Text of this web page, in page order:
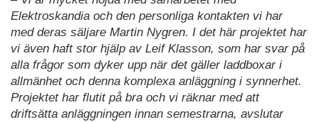
Elektroskandia och den personliga kontakten vi har
med deras säljare Martin Nygren. I det här projektet har
vi även haft stor hjälp av Leif Klasson, som har svar på
alla frågor som dyker upp när det gäller laddboxar i
allmänhet och denna komplexa anläggning i synnerhet.
Projektet har flutit på bra och vi räknar med att
driftsätta anläggningen innan semestrarna, avslutar